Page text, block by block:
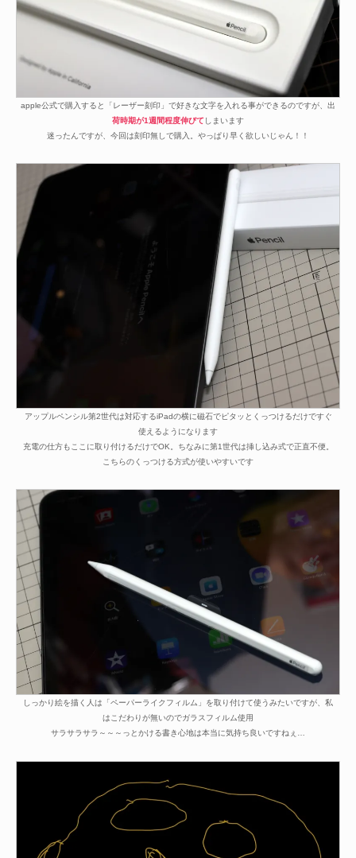
apple公式で購入すると「レーザー刻印」で好きな文字を入れる事ができるのですが、出
荷時期が1週間程度伸びてしまいます
迷ったんですが、今回は刻印無しで購入。やっぱり早く欲しいじゃん！！
アップルペンシル第2世代は対応するiPadの横に磁石でピタッとくっつけるだけですぐ
使えるようになります
充電の仕方もここに取り付けるだけでOK。ちなみに第1世代は挿し込み式で正直不便。
こちらのくっつける方式が使いやすいです
しっかり絵を描く人は「ペーパーライクフィルム」を取り付けて使うみたいですが、私
はこだわりが無いのでガラスフィルム使用
サラサラサラ～～～っとかける書き心地は本当に気持ち良いですねぇ…